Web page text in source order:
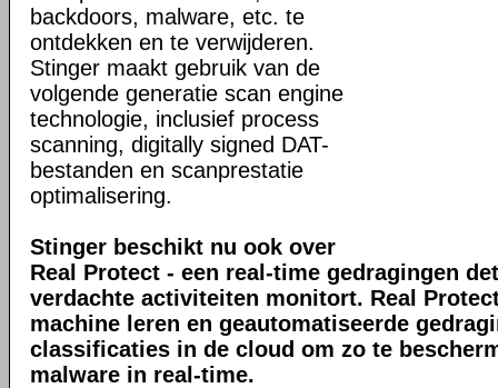
backdoors, malware, etc. te
ontdekken en te verwijderen.
Stinger maakt gebruik van de
volgende generatie scan engine
technologie, inclusief process
scanning, digitally signed DAT-
bestanden en scanprestatie
optimalisering.
Stinger beschikt nu ook over
Real Protect - een real-time gedragingen
verdachte activiteiten monitort. Real
machine leren en geautomatiseerde
classificaties in de cloud om zo te
malware in real-time.